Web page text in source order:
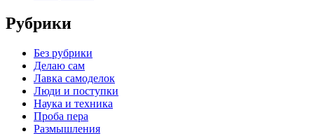
Рубрики
Без рубрики
Делаю сам
Лавка самоделок
Люди и поступки
Наука и техника
Проба пера
Размышления